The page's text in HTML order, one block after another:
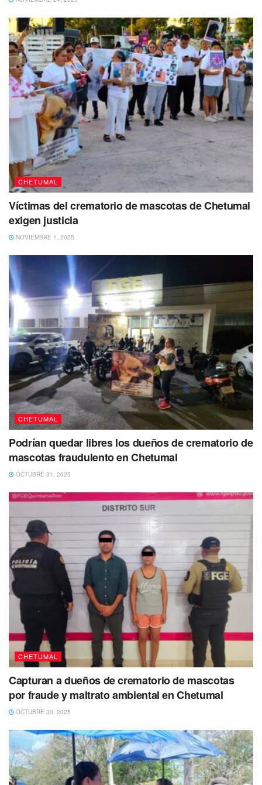
como anexos.
A pesar de ello, las autoridades mantienen abiertas las
investigaciones y se desconoce si habrá algún
procedimiento sancionador por la movilización de los
cuerpos de seguridad.
Te puede interesar Leer
CHETUMAL
Víctimas del crematorio de mascotas de Chetumal
exigen justicia
NOVIEMBRE 1, 2025
CHETUMAL
Podrían quedar libres los dueños de crematorio de
mascotas fraudulento en Chetumal
OCTUBRE 31, 2025
CHETUMAL
Capturan a dueños de crematorio de mascotas
por fraude y maltrato ambiental en Chetumal
OCTUBRE 30, 2025